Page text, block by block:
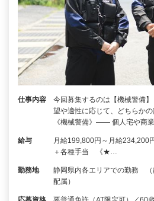
仕事内容
今回募集するのは【機械警備
望や適性に応じて、どちらか
《機械警備》―― 個人宅や商
給与
月給199,800円～月給234,200
＋各種手当 《★…
勤務地
静岡県内各エリアでの勤務 （
配属）